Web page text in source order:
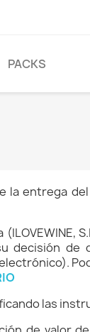
PACKS
la entrega
decisión de
las